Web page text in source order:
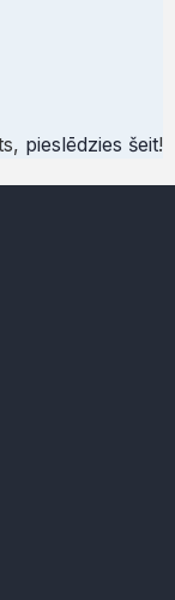
pieslēdzies šeit!